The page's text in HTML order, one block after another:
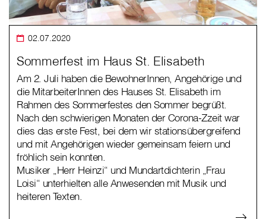
02.07.2020
Sommerfest im Haus St. Elisabeth
Am 2. Juli haben die BewohnerInnen, Angehörige und
die MitarbeiterInnen des Hauses St. Elisabeth im
Rahmen des Sommerfestes den Sommer begrüßt.
Nach den schwierigen Monaten der Corona-Zzeit war
dies das erste Fest, bei dem wir stationsübergreifend
und mit Angehörigen wieder gemeinsam feiern und
fröhlich sein konnten.
Musiker „Herr Heinzi“ und Mundartdichterin „Frau
Loisi“ unterhielten alle Anwesenden mit Musik und
heiteren Texten.